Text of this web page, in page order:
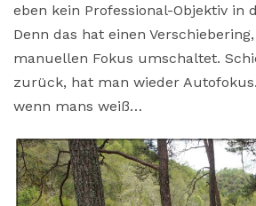
eben kein Professional-Objektiv in
Denn das hat einen
manuellen Fokus umschaltet.
zurück, hat man wieder
wenn mans weiß…